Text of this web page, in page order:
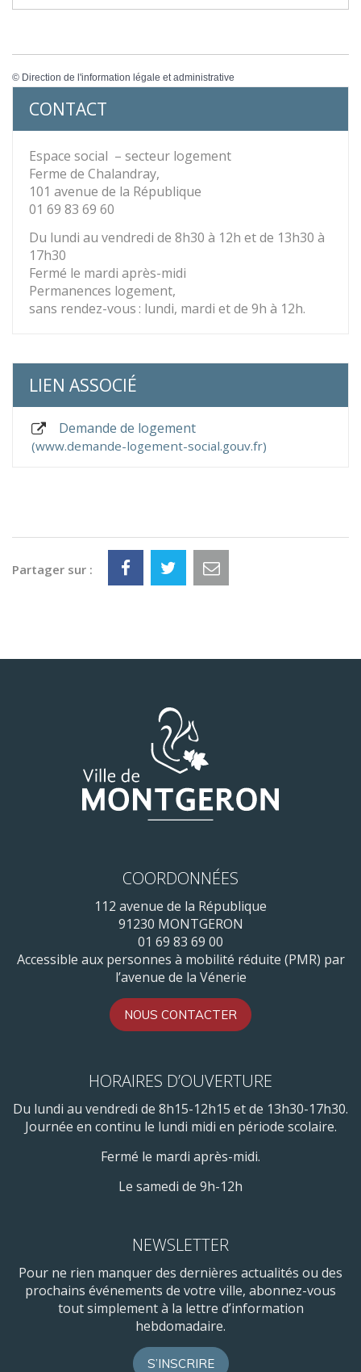
© Direction de l'information légale et administrative
CONTACT
Espace social – secteur logement
Ferme de Chalandray,
101 avenue de la République
01 69 83 69 60
Du lundi au vendredi de 8h30 à 12h et de 13h30 à
17h30
Fermé le mardi après-midi
Permanences logement,
sans rendez-vous : lundi, mardi et de 9h à 12h.
LIEN ASSOCIÉ
Demande de logement
www.demande-logement-social.gouv.fr
Partager sur :
COORDONNÉES
112 avenue de la République
91230 MONTGERON
01 69 83 69 00
Accessible aux personnes à mobilité réduite (PMR) par
l’avenue de la Vénerie
NOUS CONTACTER
HORAIRES D’OUVERTURE
Du lundi au vendredi de 8h15-12h15 et de 13h30-17h30.
Journée en continu le lundi midi en période scolaire.
Fermé le mardi après-midi.
Le samedi de 9h-12h
NEWSLETTER
Pour ne rien manquer des dernières actualités ou des
prochains événements de votre ville, abonnez-vous
tout simplement à la lettre d’information
hebdomadaire.
S’INSCRIRE